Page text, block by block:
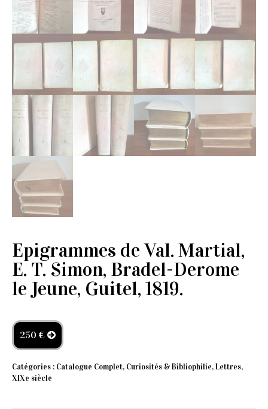
Epigrammes de Val. Martial,
E. T. Simon, Bradel-Derome
le Jeune, Guitel, 1819.
250 €
Catégories : Catalogue Complet, Curiosités & Bibliophilie,Lettres,
XIXe siècle